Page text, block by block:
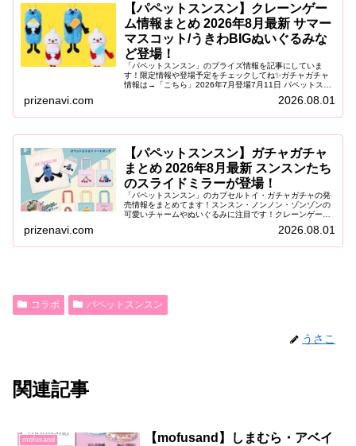
【パペットスンスン】クレーンゲー
ム情報まとめ 2026年8月最新 サマー
マスコット/うきわBIGぬいぐるみな
ど登場！
「パペットスンスン」のプライズ情報を記事にしていま
す！限定情報や登場予定をチェックしてね✨ガチャガチャ
情報は→「こちら」2026年7月登場7月11日 パペットスン
prizenavi.com 2026.08.01
【パペットスンスン】ガチャガチャ
まとめ 2026年8月最新 スンスンたち
のスライドミラーが登場！
「パペットスンスン」のカプセルトイ・ガチャガチャの発
売情報をまとめてます！スンスン・ノンノン・ゾンゾンの
可愛いチャームやぬいぐるみに注目です！クレーンゲーム
prizenavi.com 2026.08.01
コラボ パペットスンスン
うさこ
関連記事
mofusand
【mofusand】しまむら・アベイ